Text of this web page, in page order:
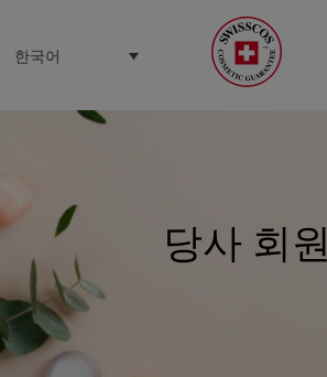
한국어
당사 회원